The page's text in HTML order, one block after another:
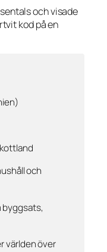
och visade
kod på en
och
världen över